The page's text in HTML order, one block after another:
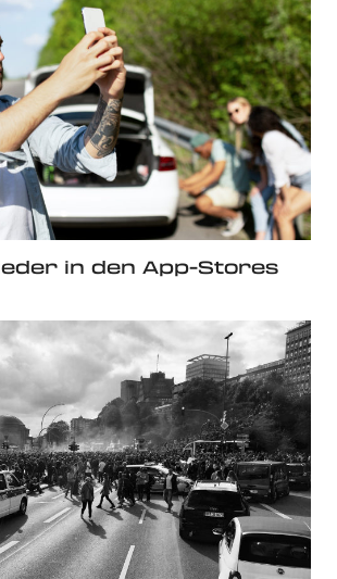
in den App-Stores